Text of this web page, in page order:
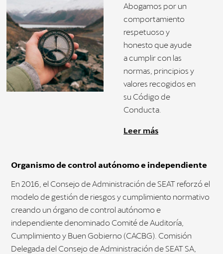
Abogamos por un
comportamiento
respetuoso y
honesto que ayude
a cumplir con las
normas, principios y
valores recogidos en
su Código de
Conducta.
Leer más
Organismo de control autónomo e independiente
En 2016, el Consejo de Administración de SEAT reforzó el
modelo de gestión de riesgos y cumplimiento normativo
creando un órgano de control autónomo e
independiente denominado Comité de Auditoría,
Cumplimiento y Buen Gobierno (CACBG). Comisión
Delegada del Consejo de Administración de SEAT SA,